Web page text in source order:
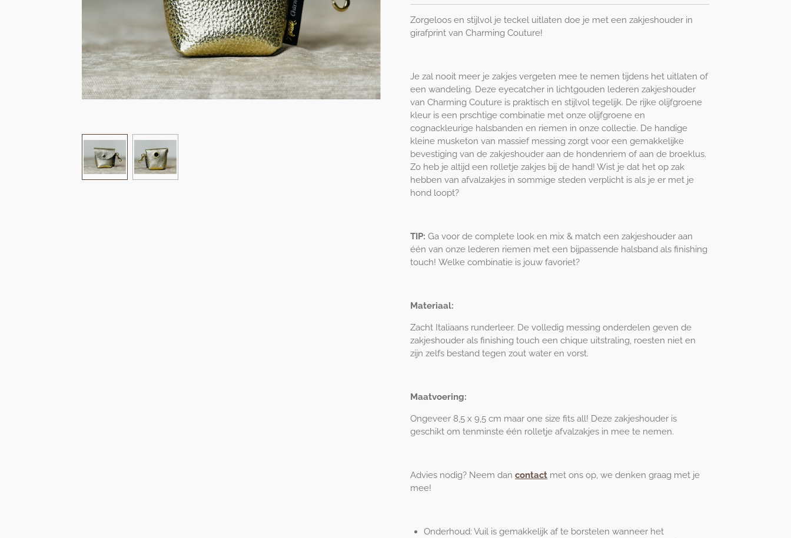
Zorgeloos en stijlvol je teckel uitlaten doe je met een zakjeshouder in
girafprint van Charming Couture!
Je zal nooit meer je zakjes vergeten mee te nemen tijdens het uitlaten of
een wandeling. Deze eyecatcher in lichtgouden lederen zakjeshouder
van Charming Couture is praktisch en stijlvol tegelijk. De rijke olijfgroene
kleur is een prschtige combinatie met onze olijfgroene en
cognackleurige halsbanden en riemen in onze collectie. De handige
kleine musketon van massief messing zorgt voor een gemakkelijke
bevestiging van de zakjeshouder aan de hondenriem of aan de broeklus.
Zo heb je altijd een rolletje zakjes bij de hand! Wist je dat het op zak
hebben van afvalzakjes in sommige steden verplicht is als je er met je
hond loopt?
TIP: Ga voor de complete look en mix & match een zakjeshouder aan
één van onze lederen riemen met een bijpassende halsband als finishing
touch! Welke combinatie is jouw favoriet?
Materiaal:
Zacht Italiaans runderleer. De volledig messing onderdelen geven de
zakjeshouder als finishing touch een chique uitstraling, roesten niet en
zijn zelfs bestand tegen zout water en vorst.
Maatvoering:
Ongeveer 8,5 x 9,5 cm maar one size fits all! Deze zakjeshouder is
geschikt om tenminste één rolletje afvalzakjes in mee te nemen.
Advies nodig? Neem dan contact met ons op, we denken graag met je
mee!
Onderhoud: Vuil is gemakkelijk af te borstelen wanneer het